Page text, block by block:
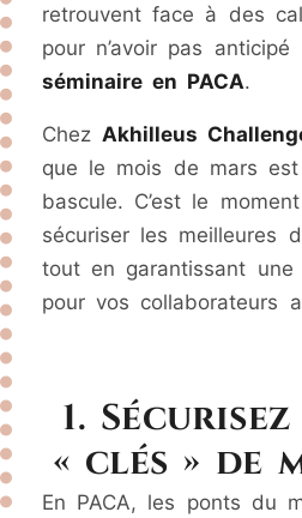
retrouvent face à des
pour n’avoir pas anticipé
séminaire en PACA.
Chez Akhilleus
que le mois de mars
bascule. C’est le
sécuriser les meilleures
tout en garantissant une
pour vos collaborateurs
1.
« clés » de
En PACA, les ponts du